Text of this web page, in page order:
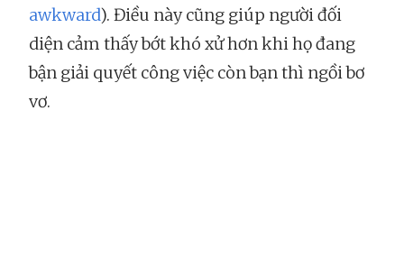
awkward). Điều này cũng giúp người đối
diện cảm thấy bớt khó xử hơn khi họ đang
bận giải quyết công việc còn bạn thì ngồi bơ
vơ.